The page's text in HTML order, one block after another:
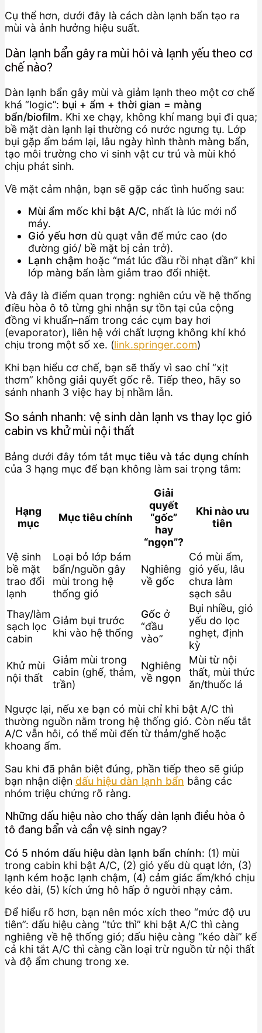
Cụ thể hơn, dưới đây là cách dàn lạnh bẩn tạo ra
mùi và ảnh hưởng hiệu suất.
Dàn lạnh bẩn gây ra mùi hôi và lạnh yếu theo cơ
chế nào?
Dàn lạnh bẩn gây mùi và giảm lạnh theo một cơ chế
khá “logic”: bụi + ẩm + thời gian = màng
bẩn/biofilm. Khi xe chạy, không khí mang bụi đi qua;
bề mặt dàn lạnh lại thường có nước ngưng tụ. Lớp
bụi gặp ẩm bám lại, lâu ngày hình thành màng bẩn,
tạo môi trường cho vi sinh vật cư trú và mùi khó
chịu phát sinh.
Về mặt cảm nhận, bạn sẽ gặp các tình huống sau:
Mùi ẩm mốc khi bật A/C, nhất là lúc mới nổ
máy.
Gió yếu hơn dù quạt vẫn để mức cao (do
đường gió/ bề mặt bị cản trở).
Lạnh chậm hoặc “mát lúc đầu rồi nhạt dần” khi
lớp màng bẩn làm giảm trao đổi nhiệt.
Và đây là điểm quan trọng: nghiên cứu về hệ thống
điều hòa ô tô từng ghi nhận sự tồn tại của cộng
đồng vi khuẩn–nấm trong các cụm bay hơi
(evaporator), liên hệ với chất lượng không khí khó
chịu trong một số xe. (link.springer.com)
Khi bạn hiểu cơ chế, bạn sẽ thấy vì sao chỉ “xịt
thơm” không giải quyết gốc rễ. Tiếp theo, hãy so
sánh nhanh 3 việc hay bị nhầm lẫn.
So sánh nhanh: vệ sinh dàn lạnh vs thay lọc gió
cabin vs khử mùi nội thất
Bảng dưới đây tóm tắt mục tiêu và tác dụng chính
của 3 hạng mục để bạn không làm sai trọng tâm:
Hạng
mục
Mục tiêu chính
Giải
quyết
“gốc”
hay
“ngọn”?
Khi nào ưu
tiên
Vệ sinh
bề mặt
trao đổi
lạnh
Loại bỏ lớp bám
bẩn/nguồn gây
mùi trong hệ
thống gió
Nghiêng
về gốc
Có mùi ẩm,
gió yếu, lâu
chưa làm
sạch sâu
Thay/làm
sạch lọc
cabin
Giảm bụi trước
khi vào hệ thống
Gốc ở
“đầu
vào”
Bụi nhiều, gió
yếu do lọc
nghẹt, định
kỳ
Khử mùi
nội thất
Giảm mùi trong
cabin (ghế, thảm,
trần)
Nghiêng
về ngọn
Mùi từ nội
thất, mùi thức
ăn/thuốc lá
Ngược lại, nếu xe bạn có mùi chỉ khi bật A/C thì
thường nguồn nằm trong hệ thống gió. Còn nếu tắt
A/C vẫn hôi, có thể mùi đến từ thảm/ghế hoặc
khoang ẩm.
Sau khi đã phân biệt đúng, phần tiếp theo sẽ giúp
bạn nhận diện dấu hiệu dàn lạnh bẩn bằng các
nhóm triệu chứng rõ ràng.
Những dấu hiệu nào cho thấy dàn lạnh điều hòa ô
tô đang bẩn và cần vệ sinh ngay?
Có 5 nhóm dấu hiệu dàn lạnh bẩn chính: (1) mùi
trong cabin khi bật A/C, (2) gió yếu dù quạt lớn, (3)
lạnh kém hoặc lạnh chậm, (4) cảm giác ẩm/khó chịu
kéo dài, (5) kích ứng hô hấp ở người nhạy cảm.
Để hiểu rõ hơn, bạn nên móc xích theo “mức độ ưu
tiên”: dấu hiệu càng “tức thì” khi bật A/C thì càng
nghiêng về hệ thống gió; dấu hiệu càng “kéo dài” kể
cả khi tắt A/C thì càng cần loại trừ nguồn từ nội thất
và độ ẩm chung trong xe.